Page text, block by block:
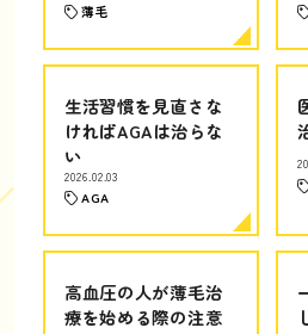
薄毛
生活習慣を見直さな
ければAGAは治らな
い
2026.02.03
AGA
高血圧の人が薄毛治
療を始める際の注意